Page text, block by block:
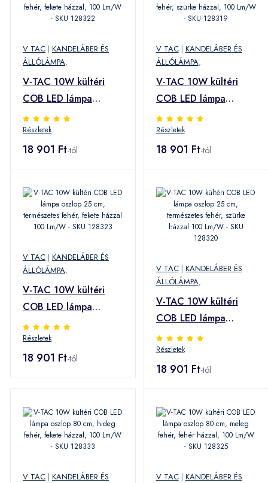
V TAC | KANDELÁBER ÉS
ÁLLÓLÁMPA,
V-TAC 10W kültéri
COB LED lámpa
oszlop 25 cm, meleg
fehér, fekete házzal,
100 Lm/W - SKU
Részletek
18 901 Ft-tól
V TAC| KANDELÁBER ÉS
ÁLLÓLÁMPA,
V-TAC 10W kültéri
COB LED lámpa
oszlop 25 cm, meleg
fehér, szürke házzal,
100 Lm/W - SKU
Részletek
18 901 Ft-tól
V TAC | KANDELÁBER ÉS
ÁLLÓLÁMPA,
V-TAC 10W kültéri
COB LED lámpa
oszlop 25 cm,
természetes fehér,
fekete házzal 100
Részletek
18 901 Ft-tól
V TAC| KANDELÁBER ÉS
ÁLLÓLÁMPA,
V-TAC 10W kültéri
COB LED lámpa
oszlop 25 cm,
természetes fehér,
szürke házzal 100
Részletek
18 901 Ft-tól
V TAC | KANDELÁBER ÉS
V TAC| KANDELÁBER ÉS